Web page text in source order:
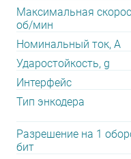
Максимальная
об/мин
Номинальный ток, А
Ударостойкость, g
Интерфейс
Тип энкодера
Разрешение на 1
бит